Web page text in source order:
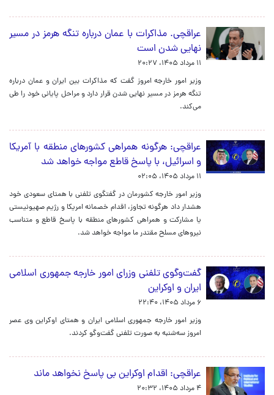
عراقچی. مذاکرات با عمان درباره تنگه هرمز در مسیر
نهایی شدن است
۱۱ مرداد ۱۴۰۵، ۲۰:۲۷
وزیر امور خارجه امروز گفت که مذاکرات بین ایران و عمان درباره
تنگه هرمز در مسیر نهایی شدن قرار دارد و مراحل پایانی خود را طی
می‌کند.
عراقچی: هرگونه همراهی کشورهای منطقه با آمریکا
و اسرائیل، با پاسخ قاطع مواجه خواهد شد
۱۱ مرداد ۱۴۰۵، ۰۲:۰۵
وزیر امور خارجه کشورمان در گفتگوی تلفنی با همتای سعودی خود
هشدار داد هرگونه تجاوز، اقدام خصمانه امریکا و رژیم صهیونیستی
یا مشارکت و همراهی کشورهای منطقه با پاسخ قاطع و متناسب
نیروهای مسلح مقتدر ما مواجه خواهد شد.
گفت‌وگوی تلفنی وزرای امور خارجه جمهوری اسلامی
ایران و اوکراین
۶ مرداد ۱۴۰۵، ۲۲:۴۰
وزیر امور خارجه جمهوری اسلامی ایران و همتای اوکراین وی عصر
امروز سه‌شنبه به صورت تلفنی گفت‌وگو کردند.
عراقچی: اقدام اوکراین بی پاسخ نخواهد ماند
۴ مرداد ۱۴۰۵، ۲۰:۳۲